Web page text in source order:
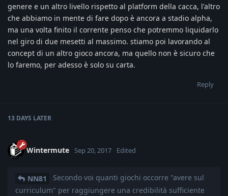
genere e un altro livello rispetto al platform della cacca, l'altro
che abbiamo in mente di fare dopo è ancora a stadio alpha,
ma una volta finito il corrente penso che potremmo liquidarlo
nel giro di due mesetti al massimo. stiamo poi lavorando al
concept di un altro gioco ancora, ma quello non è sicuro che
lo faremo, per adesso è solo su carta.
Reply
13 DAYS LATER
Wintermute Sep 20, 2017 Edited
NN81
Secondo voi quanti giochi occorre "avere sul
curriculum" per raggiungere una credibilità sufficiente